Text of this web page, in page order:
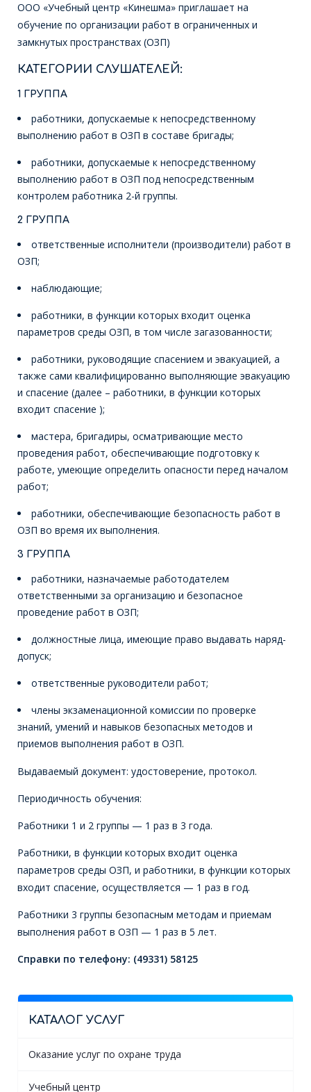
ООО «Учебный центр «Кинешма» приглашает на
обучение по организации работ в ограниченных и
замкнутых пространствах (ОЗП)
КАТЕГОРИИ СЛУШАТЕЛЕЙ:
1 ГРУППА
работники, допускаемые к непосредственному
выполнению работ в ОЗП в составе бригады;
работники, допускаемые к непосредственному
выполнению работ в ОЗП под непосредственным
контролем работника 2-й группы.
2 ГРУППА
ответственные исполнители (производители) работ в
ОЗП;
наблюдающие;
работники, в функции которых входит оценка
параметров среды ОЗП, в том числе загазованности;
работники, руководящие спасением и эвакуацией, а
также сами квалифицированно выполняющие эвакуацию
и спасение (далее – работники, в функции которых
входит спасение );
мастера, бригадиры, осматривающие место
проведения работ, обеспечивающие подготовку к
работе, умеющие определить опасности перед началом
работ;
работники, обеспечивающие безопасность работ в
ОЗП во время их выполнения.
3 ГРУППА
работники, назначаемые работодателем
ответственными за организацию и безопасное
проведение работ в ОЗП;
должностные лица, имеющие право выдавать наряд-
допуск;
ответственные руководители работ;
члены экзаменационной комиссии по проверке
знаний, умений и навыков безопасных методов и
приемов выполнения работ в ОЗП.
Выдаваемый документ: удостоверение, протокол.
Периодичность обучения:
Работники 1 и 2 группы — 1 раз в 3 года.
Работники, в функции которых входит оценка
параметров среды ОЗП, и работники, в функции которых
входит спасение, осуществляется — 1 раз в год.
Работники 3 группы безопасным методам и приемам
выполнения работ в ОЗП — 1 раз в 5 лет.
Справки по телефону: (49331) 58125
КАТАЛОГ УСЛУГ
Оказание услуг по охране труда
Учебный центр